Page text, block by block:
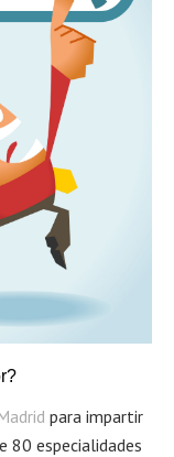
para impartir
80 especialidades